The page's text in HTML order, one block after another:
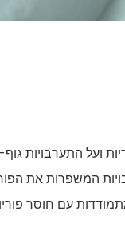
ועל התערבויות
המשפרות את
עם חוסר